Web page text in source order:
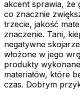
akcent sprawia, że
co znacznie
trzecie, jakość
znaczenie. Tani,
negatywne
włożone w jego
produkty
materiałów, które
czas. Dobrym